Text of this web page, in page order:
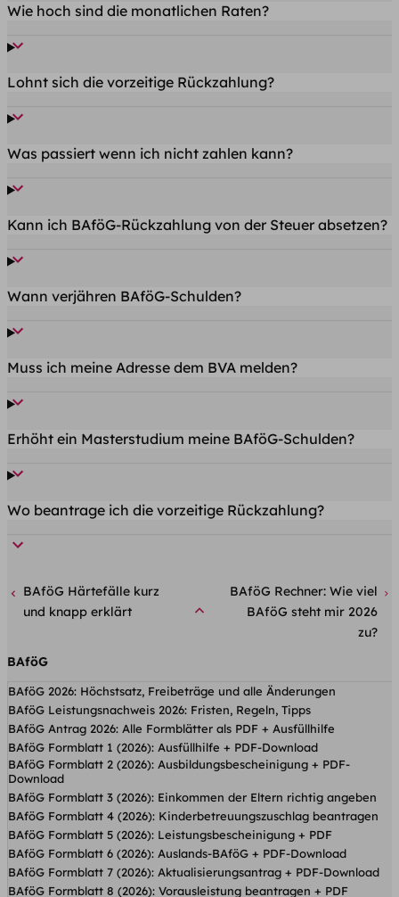
Wie hoch sind die monatlichen Raten?
Lohnt sich die vorzeitige Rückzahlung?
Was passiert wenn ich nicht zahlen kann?
Kann ich BAföG-Rückzahlung von der Steuer absetzen?
Wann verjähren BAföG-Schulden?
Muss ich meine Adresse dem BVA melden?
Erhöht ein Masterstudium meine BAföG-Schulden?
Wo beantrage ich die vorzeitige Rückzahlung?
BAföG Härtefälle kurz
und knapp erklärt
BAföG Rechner: Wie viel
BAföG steht mir 2026
zu?
BAföG
BAföG 2026: Höchstsatz, Freibeträge und alle Änderungen
BAföG Leistungsnachweis 2026: Fristen, Regeln, Tipps
BAföG Antrag 2026: Alle Formblätter als PDF + Ausfüllhilfe
BAföG Formblatt 1 (2026): Ausfüllhilfe + PDF-Download
BAföG Formblatt 2 (2026): Ausbildungsbescheinigung + PDF-
Download
BAföG Formblatt 3 (2026): Einkommen der Eltern richtig angeben
BAföG Formblatt 4 (2026): Kinderbetreuungs­zuschlag beantragen
BAföG Formblatt 5 (2026): Leistungsbescheinigung + PDF
BAföG Formblatt 6 (2026): Auslands-BAföG + PDF-Download
BAföG Formblatt 7 (2026): Aktualisierungsantrag + PDF-Download
BAföG Formblatt 8 (2026): Vorausleistung beantragen + PDF